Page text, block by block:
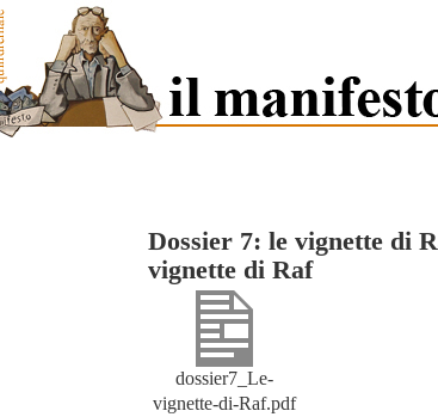
Dossier 7: le vignette di
vignette di Raf
dossier7_Le-
vignette-di-Raf.pdf